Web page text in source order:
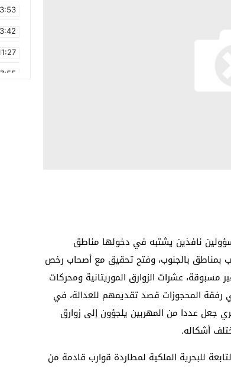
نافذين يشتبه في دخولها مناطق
بمناطق بالجنوب، وفتح تحقيق مع أصحاب رخص
مسبوقة، عشرات الزوارق الموريتانية ومحركات
رفقة المحجوزات قصد تقديمهم للعدالة، في
جعل عددا من المهربين يلجؤون إلى زوارق
أشكاله.
للبحرية الملكية لمطاردة قوارب قادمة من